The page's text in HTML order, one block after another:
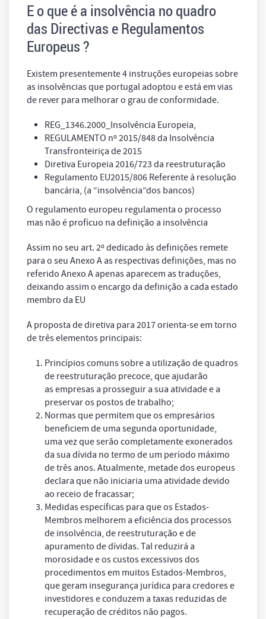
E o que é a insolvência no quadro
das Directivas e Regulamentos
Europeus ?
Existem presentemente 4 instruções europeias sobre
as insolvências que portugal adoptou e está em vias
de rever para melhorar o grau de conformidade.
REG_1346.2000_Insolvência Europeia,
REGULAMENTO nº 2015/848 da Insolvência
Transfronteiriça de 2015
Diretiva Europeia 2016/723 da reestruturação
Regulamento EU2015/806 Referente à resolução
bancária, (a “insolvência”dos bancos)
O regulamento europeu regulamenta o processo
mas não é profícuo na definição a insolvência
Assim no seu art. 2º dedicado às definições remete
para o seu Anexo A as respectivas definições, mas no
referido Anexo A apenas aparecem as traduções,
deixando assim o encargo da definição a cada estado
membro da EU
A proposta de diretiva para 2017 orienta-se em torno
de três elementos principais:
Princípios comuns sobre a utilização de quadros
de reestruturação precoce, que ajudarão
as empresas a prosseguir a sua atividade e a
preservar os postos de trabalho;
Normas que permitem que os empresários
beneficiem de uma segunda oportunidade,
uma vez que serão completamente exonerados
da sua dívida no termo de um período máximo
de três anos. Atualmente, metade dos europeus
declara que não iniciaria uma atividade devido
ao receio de fracassar;
Medidas específicas para que os Estados-
Membros melhorem a eficiência dos processos
de insolvência, de reestruturação e de
apuramento de dívidas. Tal reduzirá a
morosidade e os custos excessivos dos
procedimentos em muitos Estados-Membros,
que geram insegurança jurídica para credores e
investidores e conduzem a taxas reduzidas de
recuperação de créditos não pagos.